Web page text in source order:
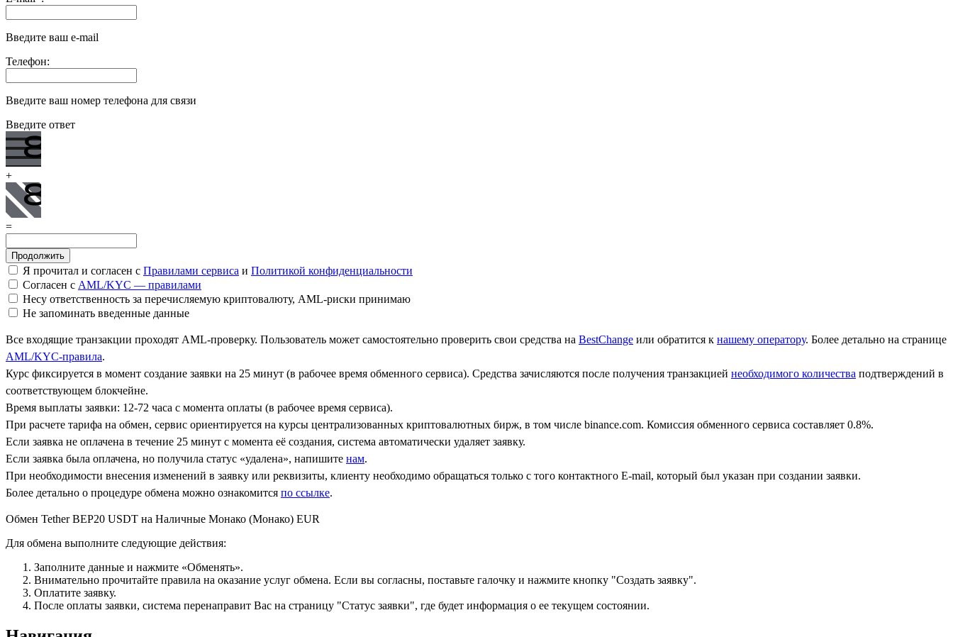
Введите ваш e-mail
Телефон:
Введите ваш номер телефона для связи
Введите ответ
+
=
Я прочитал и согласен с Правилами сервиса и Политикой конфиденциальности
Согласен с AML/KYC — правилами
Несу ответственность за перечисляемую криптовалюту, AML-риски принимаю
Не запоминать введенные данные
Все входящие транзакции проходят AML-проверку. Пользователь может самостоятельно проверить свои средства на BestChange или обратится к нашему оператору. Более детально на странице
AML/KYC-правила.
Курс фиксируется в момент создание заявки на 25 минут (в рабочее время обменного сервиса). Средства зачисляются после получения транзакцией необходимого количества подтверждений в
соответствующем блокчейне.
Время выплаты заявки: 12-72 часа с момента оплаты (в рабочее время сервиса).
При расчете тарифа на обмен, сервис ориентируется на курсы централизованных криптовалютных бирж, в том числе binance.com. Комиссия обменного сервиса составляет 0.8%.
Если заявка не оплачена в течение 25 минут с момента её создания, система автоматически удаляет заявку.
Если заявка была оплачена, но получила статус «удалена», напишите нам.
При необходимости внесения изменений в заявку или реквизиты, клиенту необходимо обращаться только с того контактного Е-mail, который был указан при создании заявки.
Более детально о процедуре обмена можно ознакомится по ссылке.
Обмен Tether BEP20 USDT на Наличные Монако (Монако) EUR
Для обмена выполните следующие действия:
Заполните данные и нажмите «Обменять».
Внимательно прочитайте правила на оказание услуг обмена. Если вы согласны, поставьте галочку и нажмите кнопку "Создать заявку".
Оплатите заявку.
После оплаты заявки, система перенаправит Вас на страницу "Статус заявки", где будет информация о ее текущем состоянии.